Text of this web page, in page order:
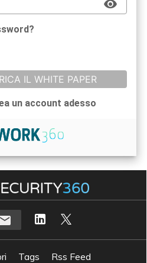
IL WHITE PAPER
un account adesso
Tags
Rss Feed